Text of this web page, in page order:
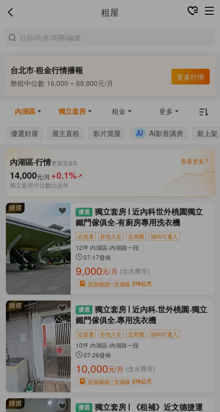
租屋
台北市·租金行情播報
合租中位數 9,800 ~ 13,000元/月
整租中位數 16,000 ~ 69,800元/月
更多行情
內湖區 獨立套房 租金 更多
優選好屋 屋主直租 影片賞屋 AI影音講房 新上架
內湖區·行情更新至8/8 查看更多
14,000元/月
獨立套房中位數
+0.1%
比去年
獨立套房
近內科世外桃園獨立
鐵門傢俱全-有廚房專用洗衣機
近捷運 拎包入住 近商圈 隨時可遷入
12坪 內湖區-內湖路一段
07-17發佈
9,000元/月 (含水費等)
距劍南路 文湖線 376公尺
獨立套房
近內科.世外桃園-獨立
鐵門傢俱全.專用洗衣機
近捷運 拎包入住 近商圈 隨時可遷入
10坪 內湖區-內湖路一段
07-26發佈
10,000元/月 (含水費等)
距劍南路 文湖線 376公尺
獨立套房
《租補》近文德捷運